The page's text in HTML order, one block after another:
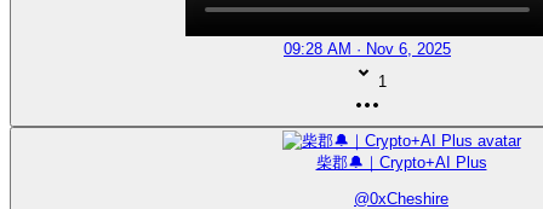
09:28 AM · Nov 6, 2025
1
柴郡🔔｜Crypto+AI Plus
@0xCheshire